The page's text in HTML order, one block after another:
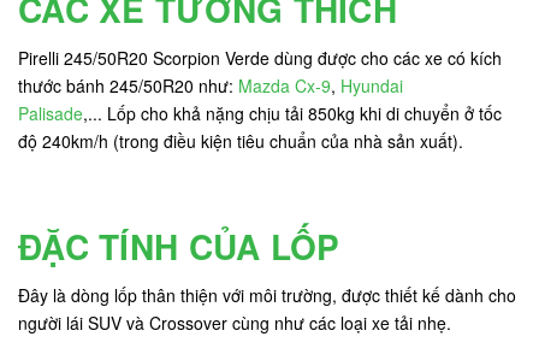
Pirelli 245/50R20 Scorpion Verde dùng được cho các xe có kích
thước bánh 245/50R20 như: Mazda Cx-9, Hyundai
Palisade,... Lốp cho khả nặng chịu tải 850kg khi di chuyển ở tốc
độ 240km/h (trong điều kiện tiêu chuẩn của nhà sản xuất).
ĐẶC TÍNH CỦA LỐP
Đây là dòng lốp thân thiện với môi trường, được thiết kế dành cho
người lái SUV và Crossover cùng như các loại xe tải nhẹ.